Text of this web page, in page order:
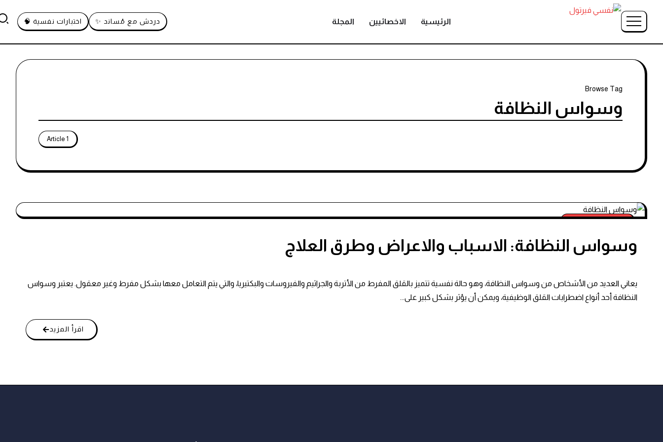
الرئيسية الاخصائيين المجلة دردش مع مُساند ✨ اختبارات نفسية 🧠
Browse Tag
وسواس النظافة
1 Article
الاضطرابات النفسية
وسواس النظافة: الاسباب والاعراض وطرق العلاج
يعاني العديد من الأشخاص من وسواس النظافة، وهو حالة نفسية تتميز بالقلق المفرط من الأتربة والجراثيم والفيروسات والبكتيريا، والتي يتم التعامل معها بشكل مفرط وغير معقول. يعتبر وسواس
النظافة أحد أنواع اضطرابات القلق الوظيفية، ويمكن أن يؤثر بشكل كبير على...
اقرأ المزيد